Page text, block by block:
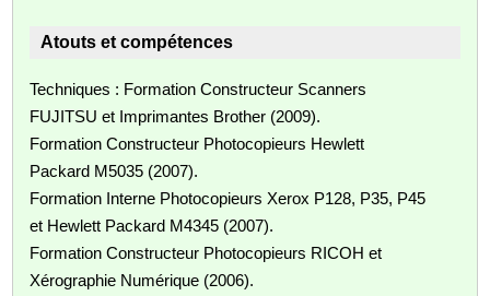
Atouts et compétences
Techniques : Formation Constructeur Scanners
FUJITSU et Imprimantes Brother (2009).
Formation Constructeur Photocopieurs Hewlett
Packard M5035 (2007).
Formation Interne Photocopieurs Xerox P128, P35, P45
et Hewlett Packard M4345 (2007).
Formation Constructeur Photocopieurs RICOH et
Xérographie Numérique (2006).